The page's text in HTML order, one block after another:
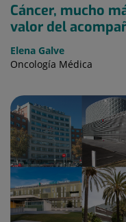
Cáncer, mucho
valor del
Elena Galve
Oncología Médica